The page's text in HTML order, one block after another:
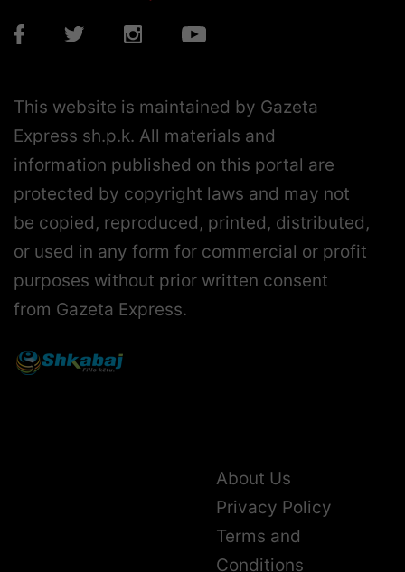
This website is maintained by Gazeta
Express sh.p.k. All materials and
information published on this portal are
protected by copyright laws and may not
be copied, reproduced, printed, distributed,
or used in any form for commercial or profit
purposes without prior written consent
from Gazeta Express.
About Us
Privacy Policy
Terms and
Conditions